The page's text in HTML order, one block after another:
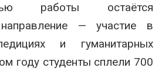
работы остаётся
направление — участие в
и гуманитарных
году студенты сплели 700